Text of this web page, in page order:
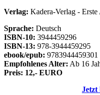
Verlag: Kadera-Verlag -
Sprache: Deutsch
ISBN-10: 3944459296
ISBN-13: 978-3944459295
ebook/epub: 9783944459301
Empfohlenes Alter: Ab 16
Preis: 12,- EURO
Jetzt